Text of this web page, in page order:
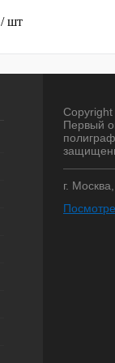
/ шт
Первый
г.